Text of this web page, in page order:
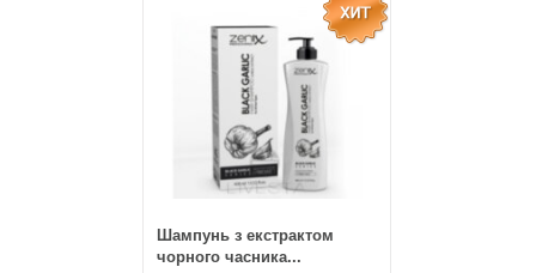
Шампунь з екстрактом
чорного часника...